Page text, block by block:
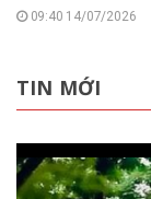
09:40 14/07/2026
TIN MỚI